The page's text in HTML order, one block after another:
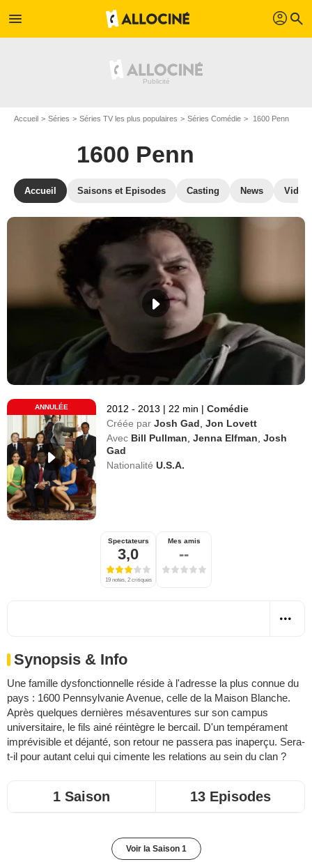
menu profil search
Accueil Séries Séries TV les plus populaires Séries Comédie 1600 Penn
1600 Penn
Accueil Saisons et Episodes Casting News
ANNULÉE 2012 - 2013 | 22 min | Comédie
Créée par Josh Gad ,Jon Lovett
Avec Bill Pullman ,Jenna Elfman ,Josh
Gad
Nationalité U.S.A.
Spectateurs
3,0
19 notes, 2 critiques
Mes amis
--
Synopsis & Info
Une famille dysfonctionnelle réside à l'adresse la plus connue du
pays : 1600 Pennsylvanie Avenue, celle de la Maison Blanche.
Après quelques dernières mésaventures sur son campus
universitaire, le fils ainé réintègre le bercail. D'un tempérament
imprévisible et déjanté, son retour ne passera pas inaperçu. Sera-
t-il pour autant celui qui cimente les relations au sein du clan ?
1 Saison 13 Episodes
Voir la Saison 1